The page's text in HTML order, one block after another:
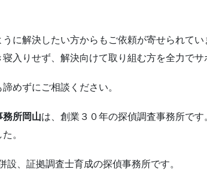
に解決したい方からもご依頼が寄せられて
入りせず、解決向けて取り組む方を全力でサ
めずにご相談ください。
務所岡山は、創業３０年の探偵調査事務所で
。
設、証拠調査士育成の探偵事務所です。